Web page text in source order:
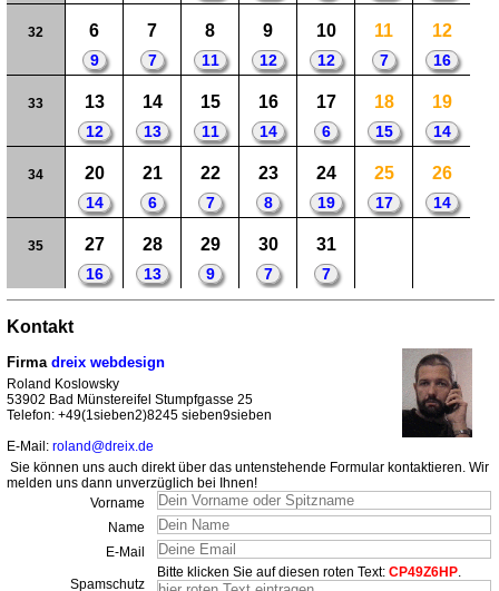
32 6
9
7
7
8
11
9
12
10
12
11
7
12
16
33 13
12
14
13
15
11
16
14
17
6
18
15
19
14
34 20
14
21
6
22
7
23
8
24
19
25
17
26
14
35 27
16
28
13
29
9
30
7
31
7
Kontakt
Firma dreix webdesign
Roland Koslowsky
53902 Bad Münstereifel Stumpfgasse 25
Telefon: +49(1sieben2)8245 sieben9sieben
E-Mail: roland@dreix.de
Sie können uns auch direkt über das untenstehende Formular kontaktieren. Wir
melden uns dann unverzüglich bei Ihnen!
Vorname
Name
E-Mail
Spamschutz
Bitte klicken Sie auf diesen roten Text: CP49Z6HP.